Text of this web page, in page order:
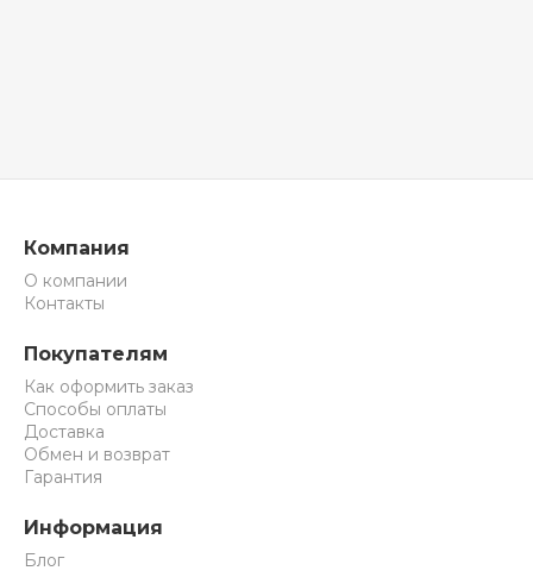
Компания
О компании
Контакты
Покупателям
Как оформить заказ
Способы оплаты
Доставка
Обмен и возврат
Гарантия
Информация
Блог